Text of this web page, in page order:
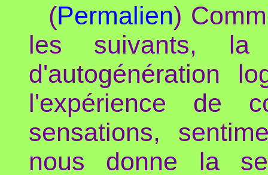
(Permalien)
les suivants, la
d'autogénération
l'expérience de
sensations,
nous donne la